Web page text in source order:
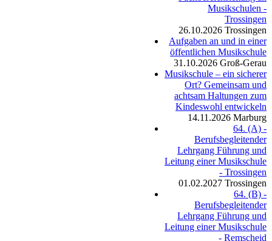
Musikschulen -
Trossingen
26.10.2026 Trossingen
Aufgaben an und in einer
öffentlichen Musikschule
31.10.2026 Groß-Gerau
Musikschule – ein sicherer
Ort? Gemeinsam und
achtsam Haltungen zum
Kindeswohl entwickeln
14.11.2026 Marburg
64. (A) -
Berufsbegleitender
Lehrgang Führung und
Leitung einer Musikschule
- Trossingen
01.02.2027 Trossingen
64. (B) -
Berufsbegleitender
Lehrgang Führung und
Leitung einer Musikschule
- Remscheid